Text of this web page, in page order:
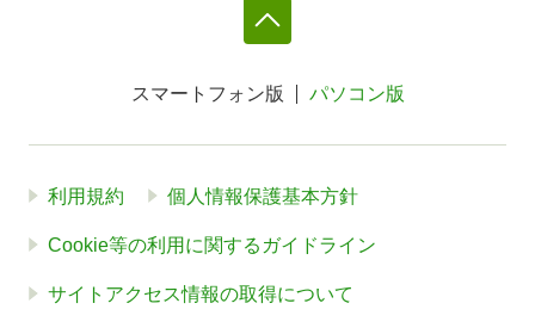
スマートフォン版 パソコン版
利用規約 個人情報保護基本方針
Cookie等の利用に関するガイドライン
サイトアクセス情報の取得について